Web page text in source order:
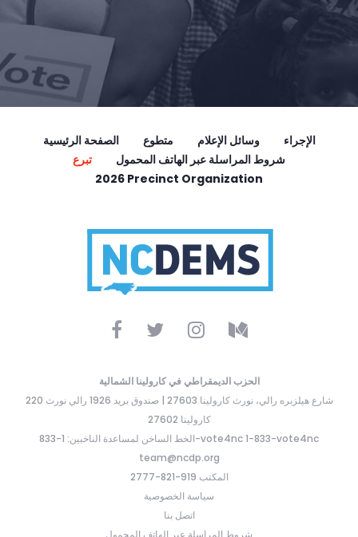
الصفحة الرئيسية متطوع وسائل الإعلام
الإجراء
تبرع
شروط المراسلة عبر الهاتف المحمول
2026 Precinct Organization
الحزب الديمقراطي في كارولينا الشمالية
220 شارع هيلزبره رالي، نورث كارولينا 27603 | صندوق بريد 1926 رالي نورث
كارولينا 27602
الخط الساخن لمساعدة الناخبين: 1-833-vote4nc 1-833-vote4nc
team@ncdp.org
المكتب 919-821-2777
سياسة الخصوصية
اتصل بنا
شروط المراسلة عبر الهاتف المحمول